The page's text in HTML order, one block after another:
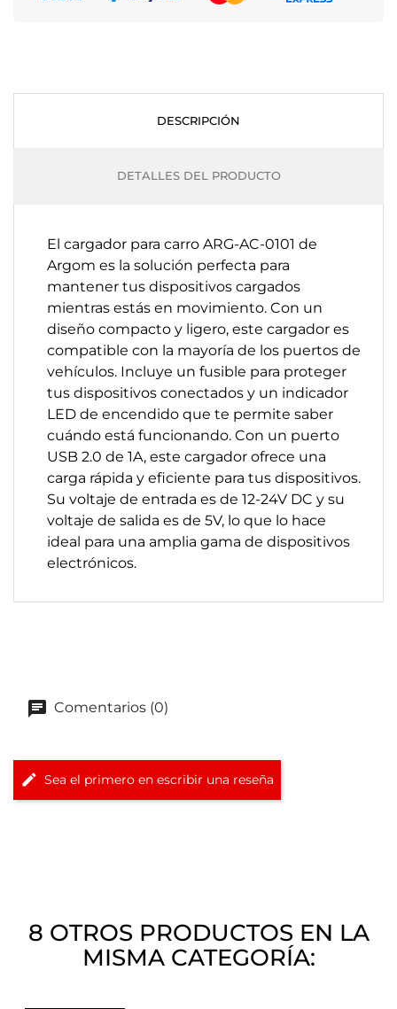
DESCRIPCIÓN
DETALLES DEL PRODUCTO
El cargador para carro ARG-AC-0101 de
Argom es la solución perfecta para
mantener tus dispositivos cargados
mientras estás en movimiento. Con un
diseño compacto y ligero, este cargador es
compatible con la mayoría de los puertos de
vehículos. Incluye un fusible para proteger
tus dispositivos conectados y un indicador
LED de encendido que te permite saber
cuándo está funcionando. Con un puerto
USB 2.0 de 1A, este cargador ofrece una
carga rápida y eficiente para tus dispositivos.
Su voltaje de entrada es de 12-24V DC y su
voltaje de salida es de 5V, lo que lo hace
ideal para una amplia gama de dispositivos
electrónicos.
Comentarios (0)
Sea el primero en escribir una reseña
8 OTROS PRODUCTOS EN LA
MISMA CATEGORÍA: